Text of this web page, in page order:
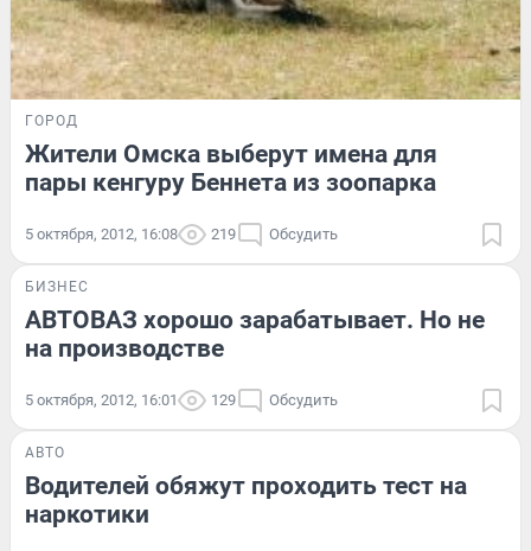
ГОРОД
Жители Омска выберут имена для
пары кенгуру Беннета из зоопарка
5 октября, 2012, 16:08 219 Обсудить
БИЗНЕС
АВТОВАЗ хорошо зарабатывает. Но не
на производстве
5 октября, 2012, 16:01 129 Обсудить
АВТО
Водителей обяжут проходить тест на
наркотики